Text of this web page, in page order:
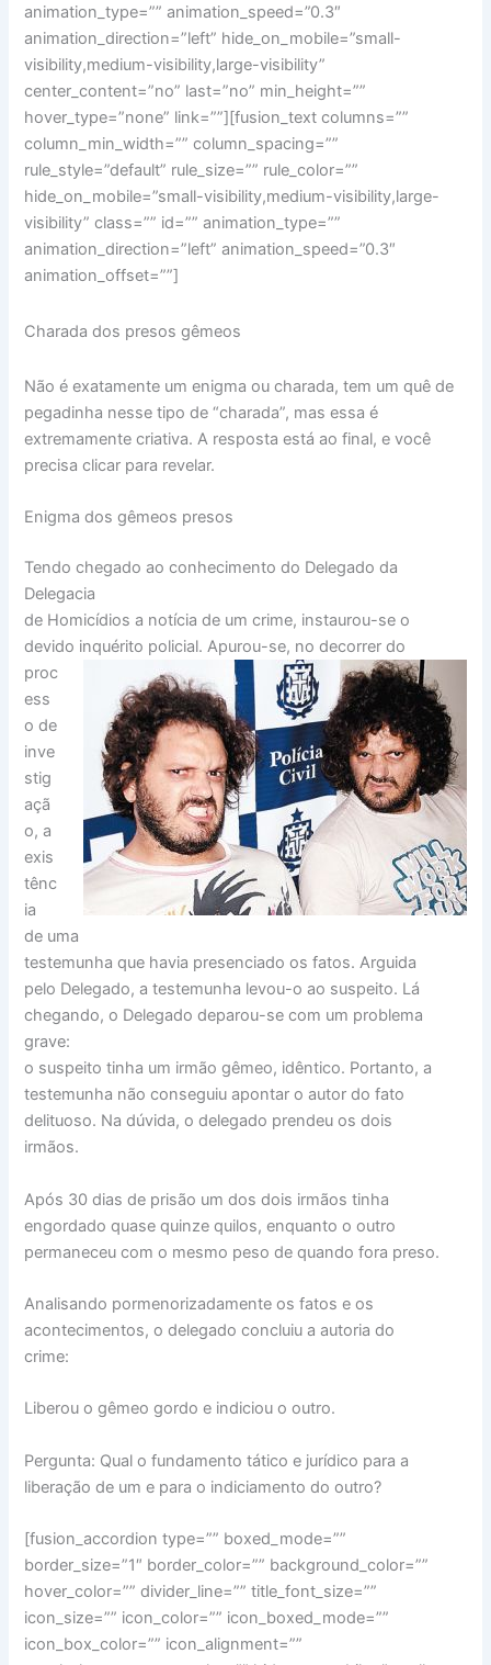
animation_type=”” animation_speed=”0.3″
animation_direction=”left” hide_on_mobile=”small-
visibility,medium-visibility,large-visibility”
center_content=”no” last=”no” min_height=””
hover_type=”none” link=””][fusion_text columns=””
column_min_width=”” column_spacing=””
rule_style=”default” rule_size=”” rule_color=””
hide_on_mobile=”small-visibility,medium-visibility,large-
visibility” class=”” id=”” animation_type=””
animation_direction=”left” animation_speed=”0.3″
animation_offset=””]
Charada dos presos gêmeos
Não é exatamente um enigma ou charada, tem um quê de
pegadinha nesse tipo de “charada”, mas essa é
extremamente criativa. A resposta está ao final, e você
precisa clicar para revelar.
Enigma dos gêmeos presos
Tendo chegado ao conhecimento do Delegado da
Delegacia
de Homicídios a notícia de um crime, instaurou-se o
devido inquérito policial. Apurou-se, no decorrer do
proc
ess
o de
inve
stig
açã
o, a
exis
tênc
ia
de uma
testemunha que havia presenciado os fatos. Arguida
pelo Delegado, a testemunha levou-o ao suspeito. Lá
chegando, o Delegado deparou-se com um problema
grave:
o suspeito tinha um irmão gêmeo, idêntico. Portanto, a
testemunha não conseguiu apontar o autor do fato
delituoso. Na dúvida, o delegado prendeu os dois
irmãos.
Após 30 dias de prisão um dos dois irmãos tinha
engordado quase quinze quilos, enquanto o outro
permaneceu com o mesmo peso de quando fora preso.
Analisando pormenorizadamente os fatos e os
acontecimentos, o delegado concluiu a autoria do
crime:
Liberou o gêmeo gordo e indiciou o outro.
Pergunta: Qual o fundamento tático e jurídico para a
liberação de um e para o indiciamento do outro?
[fusion_accordion type=”” boxed_mode=””
border_size=”1″ border_color=”” background_color=””
hover_color=”” divider_line=”” title_font_size=””
icon_size=”” icon_color=”” icon_boxed_mode=””
icon_box_color=”” icon_alignment=””